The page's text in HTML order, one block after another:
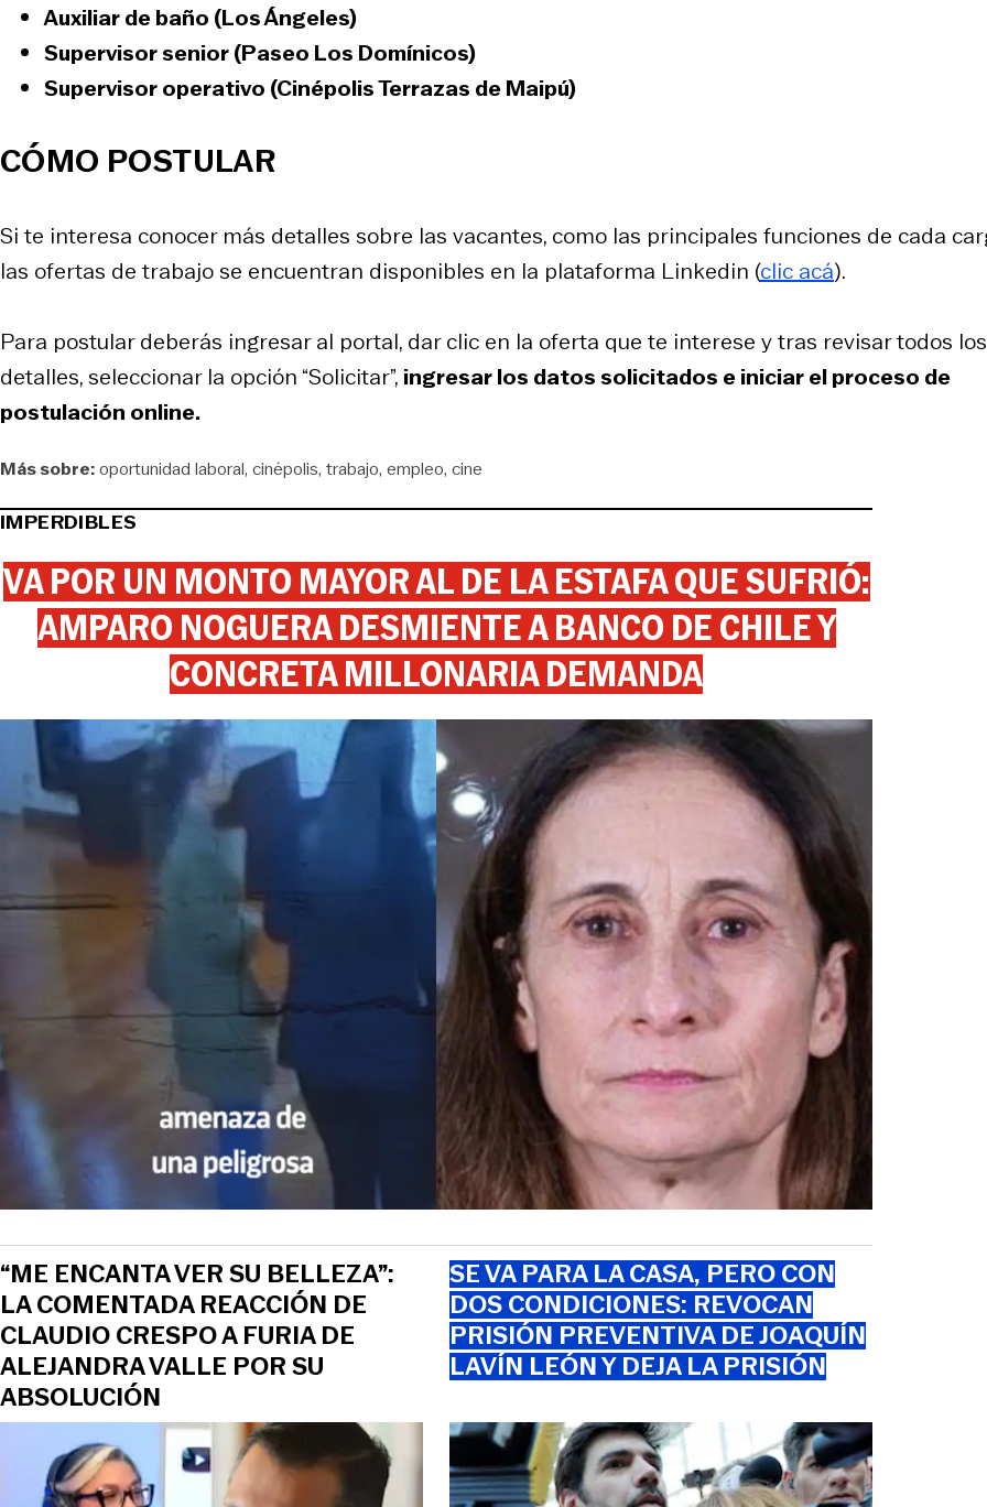
Auxiliar de baño (Los Ángeles)
Supervisor senior (Paseo Los Domínicos)
Supervisor operativo (Cinépolis Terrazas de Maipú)
CÓMO POSTULAR
Si te interesa conocer más detalles sobre las vacantes, como las principales funciones de cada
las ofertas de trabajo se encuentran disponibles en la plataforma Linkedin (clic acá).
Para postular deberás ingresar al portal, dar clic en la oferta que te interese y tras revisar todos los
detalles, seleccionar la opción “Solicitar”, ingresar los datos solicitados e iniciar el proceso de
postulación online.
Más sobre:oportunidad laboral cinépolis trabajo empleo cine
IMPERDIBLES
VA POR UN MONTO MAYOR AL DE LA ESTAFA QUE SUFRIÓ:
AMPARO NOGUERA DESMIENTE A BANCO DE CHILE Y
CONCRETA MILLONARIA DEMANDA
“ME ENCANTA VER SU BELLEZA”:
LA COMENTADA REACCIÓN DE
CLAUDIO CRESPO A FURIA DE
ALEJANDRA VALLE POR SU
ABSOLUCIÓN
SE VA PARA LA CASA, PERO CON
DOS CONDICIONES: REVOCAN
PRISIÓN PREVENTIVA DE JOAQUÍN
LAVÍN LEÓN Y DEJA LA PRISIÓN